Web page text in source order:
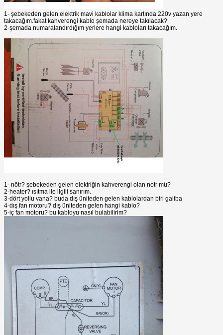
1- şebekeden gelen elektrik mavi kablolar klima kartında 220v yazan yere
takacağım.fakat kahverengi kablo şemada nereye takılacak?
2-şemada numaralandırdığım yerlere hangi kabloları takacağım.
1- nötr? şebekeden gelen elektriğin kahverengi olan notr mü?
2-heater? ısıtma ile ilgili sanırım.
3-dört yollu vana? buda dış üniteden gelen kablolardan biri galiba
4-dış fan motoru? dış üniteden gelen hangi kablo?
5-iç fan motoru? bu kabloyu nasıl bulabilirim?